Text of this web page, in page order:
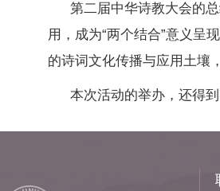
第二届中华诗教大会的
用，成为“两个结合”意义呈
的诗词文化传播与应用土壤
本次活动的举办，还得